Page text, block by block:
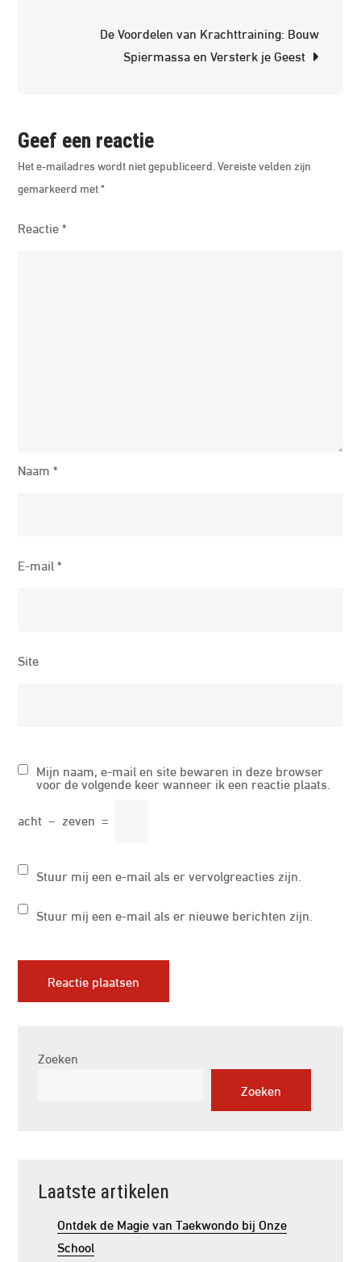
De Voordelen van Krachttraining: Bouw
Spiermassa en Versterk je Geest
Geef een reactie
Het e-mailadres wordt niet gepubliceerd. Vereiste velden zijn
gemarkeerd met*
Reactie*
Naam*
E-mail*
Site
Mijn naam, e-mail en site bewaren in deze browser
voor de volgende keer wanneer ik een reactie plaats.
acht − zeven =
Stuur mij een e-mail als er vervolgreacties zijn.
Stuur mij een e-mail als er nieuwe berichten zijn.
Zoeken
Zoeken
Laatste artikelen
Ontdek de Magie van Taekwondo bij Onze
School